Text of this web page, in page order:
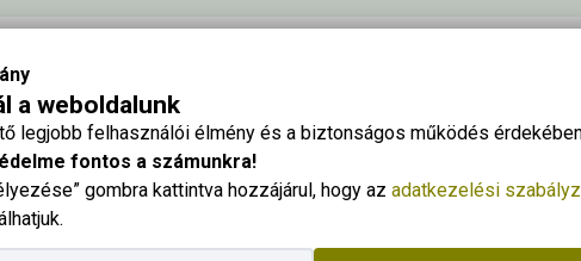
a weboldalunk
legjobb felhasználói élmény és a biztonságos működés
fontos a számunkra!
gombra kattintva hozzájárul, hogy az adatkezelési
– Sárgulás